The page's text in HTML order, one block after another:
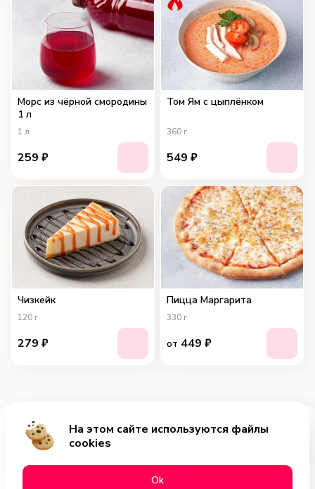
Добавить за 469₽
Морс из чёрной смородины
1 л
1 л
259 ₽
Том Ям с цыплёнком
360 г
549 ₽
Чизкейк
120 г
279 ₽
Пицца Маргарита
330 г
от 449 ₽
На этом сайте используются файлы
cookies
Оk